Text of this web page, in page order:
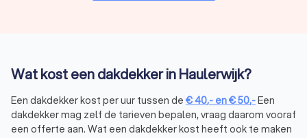
Wat kost een dakdekker in Haulerwijk?
Een dakdekker kost per uur tussen de €40,- en€50,-Een
dakdekker mag zelf de tarieven bepalen, vraag daarom vooraf
een offerte aan. Wat een dakdekker kost heeft ook te maken